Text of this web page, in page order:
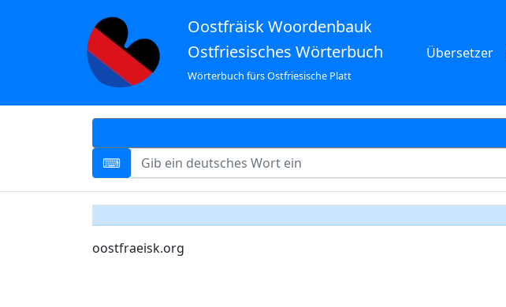
Oostfräisk Woordenbauk
Ostfriesisches Wörterbuch
Wörterbuch fürs Ostfriesische Platt
Übersetzer
oostfraeisk.org